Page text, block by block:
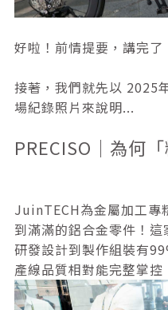
好啦！前情提要，講完了
接著，我們就先以 2025
場紀錄照片來說明...
PRECISO｜為何
JuinTECH為金屬加工專
到滿滿的鋁合金零件！
研發設計到製作組裝有
產線品質相對能完整掌控